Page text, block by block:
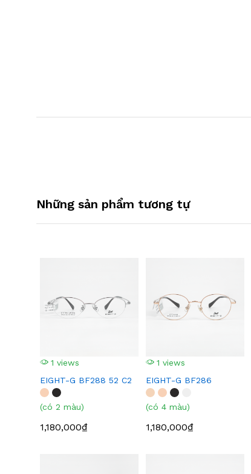
Những sản phẩm tương tự
1 views
EIGHT-G BF288 52 C2
(có 2 màu)
1,180,000₫
1 views
EIGHT-G BF286
(có 4 màu)
1,180,000₫